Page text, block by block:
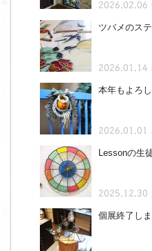
2026.02.06
ツバメのス
2026.01.14
本年もよろ
2026.01.01
Lessonの生
2025.12.30
個展終了し